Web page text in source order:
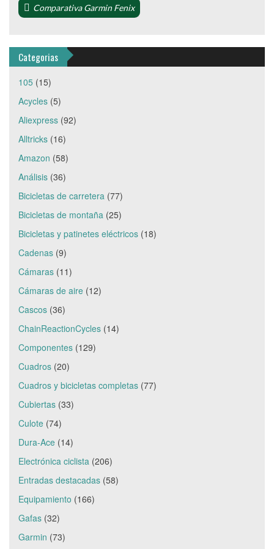
Comparativa Garmin Fenix
Categorias
105 (15)
Acycles (5)
Aliexpress (92)
Alltricks (16)
Amazon (58)
Análisis (36)
Bicicletas de carretera (77)
Bicicletas de montaña (25)
Bicicletas y patinetes eléctricos (18)
Cadenas (9)
Cámaras (11)
Cámaras de aire (12)
Cascos (36)
ChainReactionCycles (14)
Componentes (129)
Cuadros (20)
Cuadros y bicicletas completas (77)
Cubiertas (33)
Culote (74)
Dura-Ace (14)
Electrónica ciclista (206)
Entradas destacadas (58)
Equipamiento (166)
Gafas (32)
Garmin (73)